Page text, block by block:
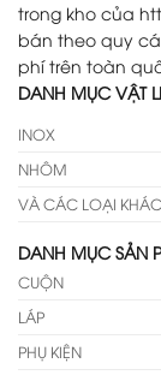
trong kho của
bán theo quy
phí trên toàn
DANH MỤC VẬT
INOX
NHÔM
VÀ CÁC LOẠI KHÁC
DANH MỤC SẢN
CUỘN
LÁP
PHỤ KIỆN